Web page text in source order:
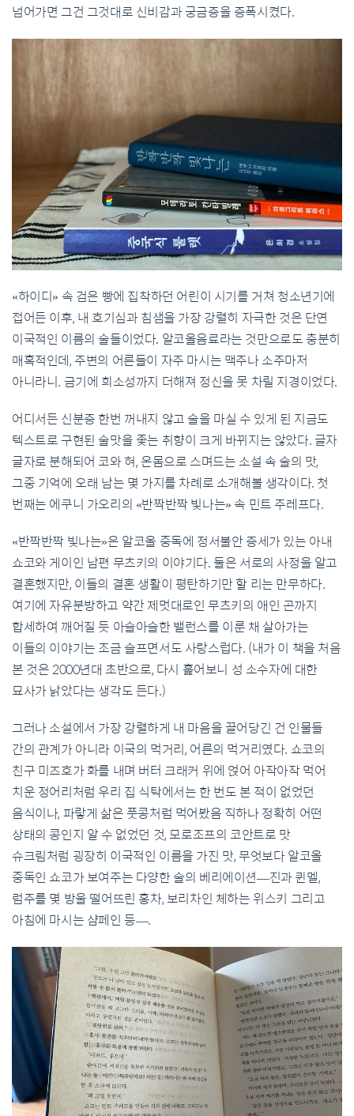
넘어가면 그건 그것대로 신비감과 궁금증을 증폭시켰다.
«하이디» 속 검은 빵에 집착하던 어린이 시기를 거쳐 청소년기에
접어든 이후, 내 호기심과 침샘을 가장 강렬히 자극한 것은 단연
이국적인 이름의 술들이었다. 알코올음료라는 것만으로도 충분히
매혹적인데, 주변의 어른들이 자주 마시는 맥주나 소주마저
아니라니. 금기에 희소성까지 더해져 정신을 못 차릴 지경이었다.
어디서든 신분증 한번 꺼내지 않고 술을 마실 수 있게 된 지금도
텍스트로 구현된 술맛을 좇는 취향이 크게 바뀌지는 않았다. 글자
글자로 분해되어 코와 혀, 온몸으로 스며드는 소설 속 술의 맛,
그중 기억에 오래 남는 몇 가지를 차례로 소개해볼 생각이다. 첫
번째는 에쿠니 가오리의 «반짝반짝 빛나는» 속 민트 주레프다.
«반짝반짝 빛나는»은 알코올 중독에 정서불안 증세가 있는 아내
쇼코와 게이인 남편 무츠키의 이야기다. 둘은 서로의 사정을 알고
결혼했지만, 이들의 결혼 생활이 평탄하기만 할 리는 만무하다.
여기에 자유분방하고 약간 제멋대로인 무츠키의 애인 곤까지
합세하여 깨어질 듯 아슬아슬한 밸런스를 이룬 채 살아가는
이들의 이야기는 조금 슬프면서도 사랑스럽다. (내가 이 책을 처음
본 것은 2000년대 초반으로, 다시 훑어보니 성 소수자에 대한
묘사가 낡았다는 생각도 든다.)
그러나 소설에서 가장 강렬하게 내 마음을 끌어당긴 건 인물들
간의 관계가 아니라 이국의 먹거리, 어른의 먹거리였다. 쇼코의
친구 미즈호가 화를 내며 버터 크래커 위에 얹어 아작아작 먹어
치운 정어리처럼 우리 집 식탁에서는 한 번도 본 적이 없었던
음식이나, 파랗게 삶은 풋콩처럼 먹어봤음 직하나 정확히 어떤
상태의 콩인지 알 수 없었던 것, 모로조프의 코안트로 맛
슈크림처럼 굉장히 이국적인 이름을 가진 맛, 무엇보다 알코올
중독인 쇼코가 보여주는 다양한 술의 베리에이션—진과 퀸멜,
럼주를 몇 방울 떨어뜨린 홍차, 보리차인 체하는 위스키 그리고
아침에 마시는 샴페인 등—.